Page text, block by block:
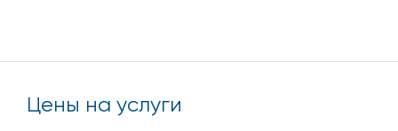
Цены на услуги